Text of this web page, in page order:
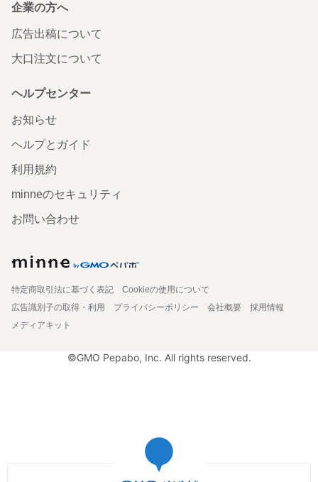
企業の方へ
広告出稿について
大口注文について
ヘルプセンター
お知らせ
ヘルプとガイド
利用規約
minneのセキュリティ
お問い合わせ
特定商取引法に基づく表記
Cookieの使用について
広告識別子の取得・利用
プライバシーポリシー 会社概要
採用情報
メディアキット
©GMO Pepabo, Inc. All rights reserved.